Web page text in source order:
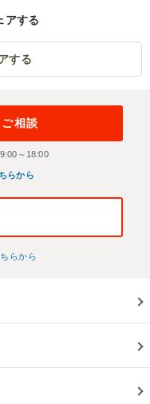
アする
する
相談
～18:00
らから
らから